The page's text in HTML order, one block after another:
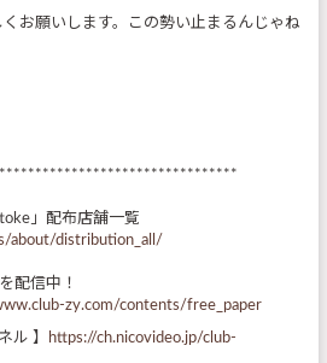
お願いします。この勢い止まるんじゃね
」配布店舗一覧
about/distribution_all/
配信中！
zy.com/contents/free_paper
ル 】
https://ch.nicovideo.jp/club-